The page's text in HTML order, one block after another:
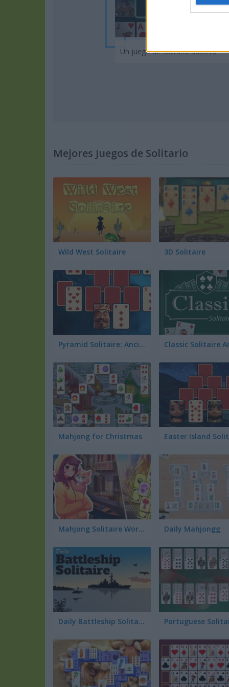
Un juego de solitario adictivo
Mejores Juegos de Solitario
Wild West Solitaire 3D Solitaire
Pyramid Solitaire: Ancient China
Mahjong for Christmas Easter Island
Mahjong Solitaire World Tour Daily Mahjongg
Daily Battleship Solitaire Portuguese